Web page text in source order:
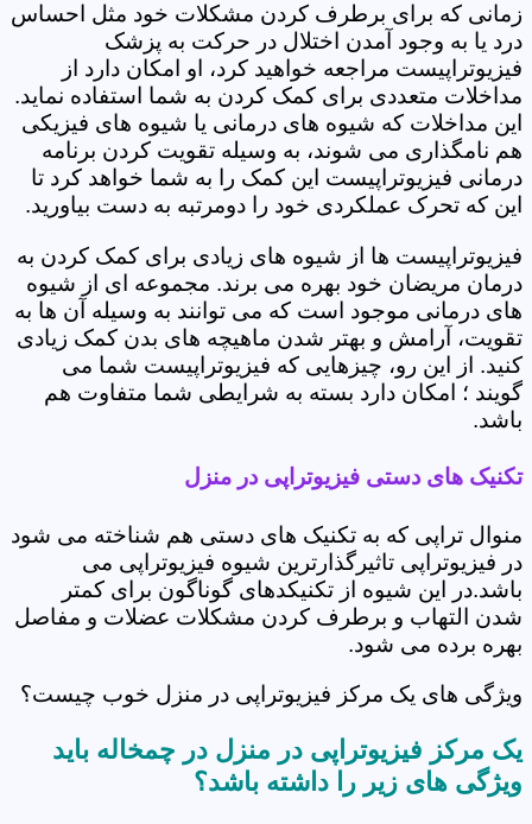
زمانی که برای برطرف کردن مشکلات خود مثل احساس
درد یا به وجود آمدن اختلال در حرکت به پزشک
فیزیوتراپیست مراجعه خواهید کرد، او امکان دارد از
مداخلات متعددی برای کمک کردن به شما استفاده نماید.
این مداخلات که شیوه های درمانی یا شیوه های فیزیکی
هم نامگذاری می شوند، به وسیله تقویت کردن برنامه
درمانی فیزیوتراپیست این کمک را به شما خواهد کرد تا
این که تحرک عملکردی خود را دومرتبه به دست بیاورید.
فیزیوتراپیست ها از شیوه های زیادی برای کمک کردن به
درمان مریضان خود بهره می برند. مجموعه ای از شیوه
های درمانی موجود است که می توانند به وسیله آن ها به
تقویت، آرامش و بهتر شدن ماهیچه های بدن کمک زیادی
کنید. از این رو، چیزهایی که فیزیوتراپیست شما می
گویند ؛ امکان دارد بسته به شرایطی شما متفاوت هم
باشد.
تکنیک های دستی فیزیوتراپی در منزل
منوال تراپی که به تکنیک های دستی هم شناخته می شود
در فیزیوتراپی تاثیرگذارترین شیوه فیزیوتراپی می
باشد.در این شیوه از تکنیکدهای گوناگون برای کمتر
شدن التهاب و برطرف کردن مشکلات عضلات و مفاصل
بهره برده می شود.
ویژگی های یک مرکز فیزیوتراپی در منزل خوب چیست؟
یک مرکز فیزیوتراپی در منزل در چمخاله باید
ویژگی های زیر را داشته باشد؟